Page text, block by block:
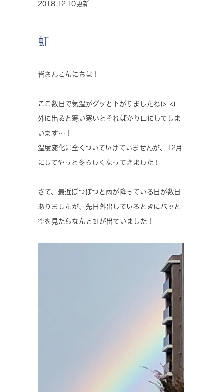
2018.12.10更新
虹
皆さんこんにちは！
ここ数日で気温がグッと下がりましたね(>_<)
外に出ると寒い寒いとそればかり口にしてしま
います…！
温度変化に全くついていけていませんが、12月
にしてやっと冬らしくなってきました！
さて、最近ぽつぽつと雨が降っている日が数日
ありましたが、先日外出しているときにパッと
空を見たらなんと虹が出ていました！